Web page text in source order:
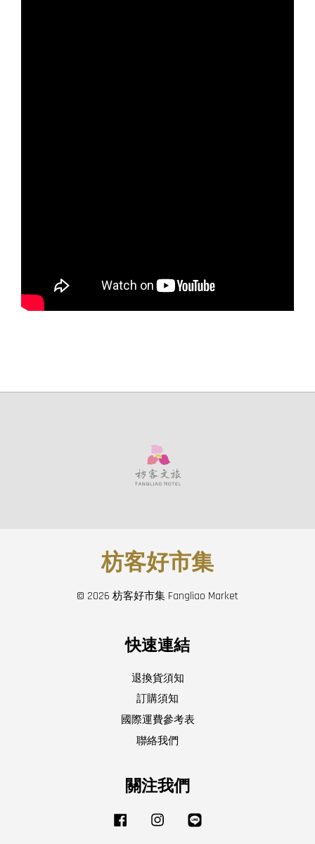
枋客好市集
© 2026 枋客好市集 Fangliao Market
快速連結
退換貨須知
訂購須知
國際運費參考表
聯絡我們
關注我們
Facebook Instagram